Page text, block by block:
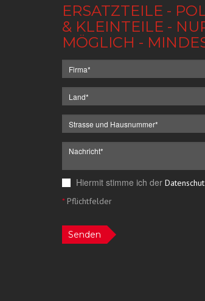
ERSATZTEILE -
& KLEINTEILE -
MÖGLICH -
Hiermit stimme ich der
*Pflichtfelder
Senden